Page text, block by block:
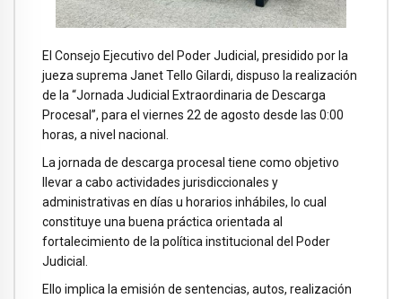
El Consejo Ejecutivo del Poder Judicial, presidido por la
jueza suprema Janet Tello Gilardi, dispuso la realización
de la “Jornada Judicial Extraordinaria de Descarga
Procesal”, para el viernes 22 de agosto desde las 0:00
horas, a nivel nacional.
La jornada de descarga procesal tiene como objetivo
llevar a cabo actividades jurisdiccionales y
administrativas en días u horarios inhábiles, lo cual
constituye una buena práctica orientada al
fortalecimiento de la política institucional del Poder
Judicial.
Ello implica la emisión de sentencias, autos, realización